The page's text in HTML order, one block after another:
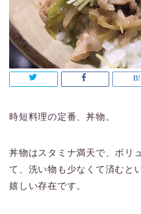
時短料理の定番、丼物。
丼物はスタミナ満天で、ボリ
て、洗い物も少なくて済むと
嬉しい存在です。